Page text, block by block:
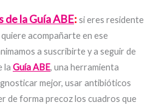
de la Guía ABE: si eres residente
acompañarte en ese
a suscribirte y a seguir de
la Guía ABE, una herramienta
mejor, usar antibióticos
de forma precoz los cuadros que